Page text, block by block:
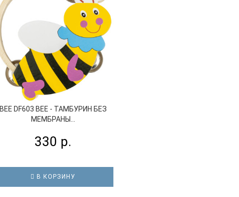
BEE DF603 BEE - ТАМБУРИН БЕЗ
МЕМБРАНЫ...
330 р.
В КОРЗИНУ